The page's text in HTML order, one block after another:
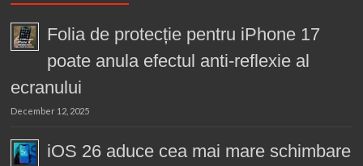
Folia de protecție pentru iPhone 17
poate anula efectul anti-reflexie al
ecranului
December 12, 2025
iOS 26 aduce cea mai mare schimbare